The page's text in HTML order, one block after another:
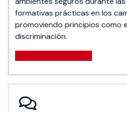
formativas prácticas en los
promoviendo principios como
discriminación.